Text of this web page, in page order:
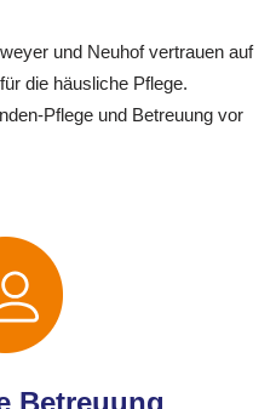
und Neuhof vertrauen auf
die häusliche Pflege.
Pflege und Betreuung vor
Betreuung